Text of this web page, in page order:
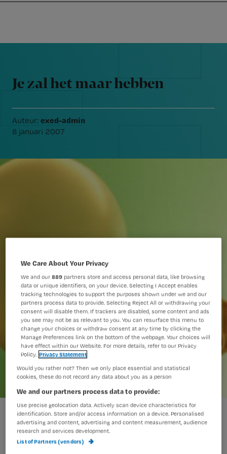
navigation
content
Nursing
Je zal het maar hebben
Auteur: exed-admin
8 januari 2007
Voor ééns en altijd klaar zijn met het
gestaar en duidelijkheid verschaffen.
We Care About Your Privacy
We and our889 partners store and access personal data, like browsing
data or unique identifiers, on your device. Selecting I Accept enables
tracking technologies to support the purposes shown under we and our
partners process data to provide. Selecting Reject All or withdrawing your
consent will disable them. If trackers are disabled, some content and ads
you see may not be as relevant to you. You can resurface this menu to
change your choices or withdraw consent at any time by clicking the
Manage Preferences link on the bottom of the webpage. Your choices will
have effect within our Website. For more details, refer to our Privacy
Policy. Privacy Statement
Would you rather not? Then we only place essential and statistical
cookies, these do not record any data about you as a person
We and our partners process data to provide:
Use precise geolocation data. Actively scan device characteristics for
identification. Store and/or access information on a device. Personalised
advertising and content, advertising and content measurement, audience
research and services development.
List of Partners (vendors)